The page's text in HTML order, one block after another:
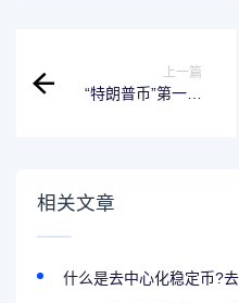
上一篇
“特朗普币”第一大
相关文章
什么是去中心化稳定币?